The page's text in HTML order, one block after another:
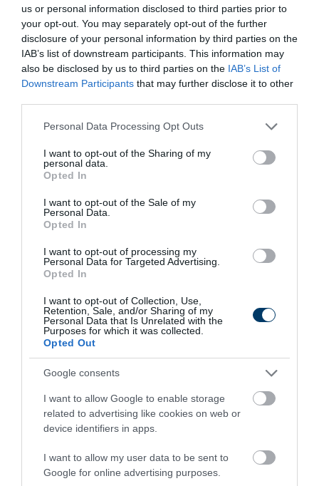
us or personal information disclosed to third parties prior to
your opt-out. You may separately opt-out of the further
disclosure of your personal information by third parties on the
IAB’s list of downstream participants. This information may
also be disclosed by us to third parties on the IAB’s List of
Downstream Participants that may further disclose it to other
Please note that this website/app uses one or more Google
not limited to your visit or usage behaviour. You may click to
grant or deny consent to Google and its third-party tags to
use your data for below specified purposes in below Google
consent section.
Personal Data Processing Opt Outs
I want to opt-out of the Sharing of my
personal data.
Opted In
I want to opt-out of the Sale of my
Personal Data.
Opted In
I want to opt-out of processing my
Personal Data for Targeted Advertising.
Opted In
I want to opt-out of Collection, Use,
Retention, Sale, and/or Sharing of my
Personal Data that Is Unrelated with the
Purposes for which it was collected.
Opted Out
Google consents
I want to allow Google to enable storage
related to advertising like cookies on web or
device identifiers in apps.
I want to allow my user data to be sent to
Google for online advertising purposes.
5 Hidden Signs You Have Worms Inside Your
Body
1 h 9 min
One Teaspoon And All The Worms In The Body
Die Instantly
408 198 391